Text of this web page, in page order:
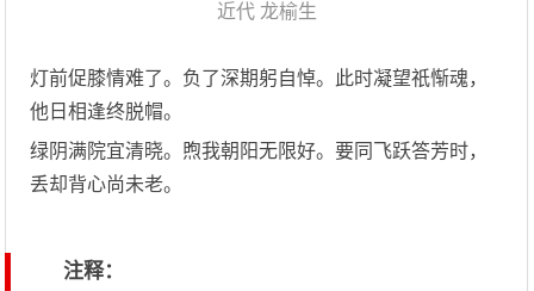
近代 龙榆生
灯前促膝情难了。负了深期躬自悼。此时凝望祇惭魂，
他日相逢终脱帽。
绿阴满院宜清晓。煦我朝阳无限好。要同飞跃答芳时，
丢却背心尚未老。
注释：